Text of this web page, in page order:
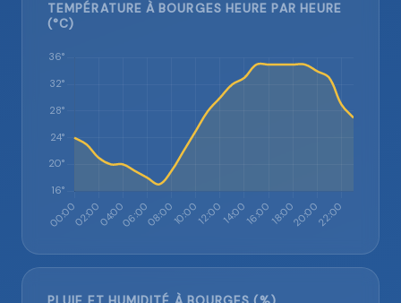
TEMPÉRATURE À BOURGES HEURE PAR HEURE
(°C)